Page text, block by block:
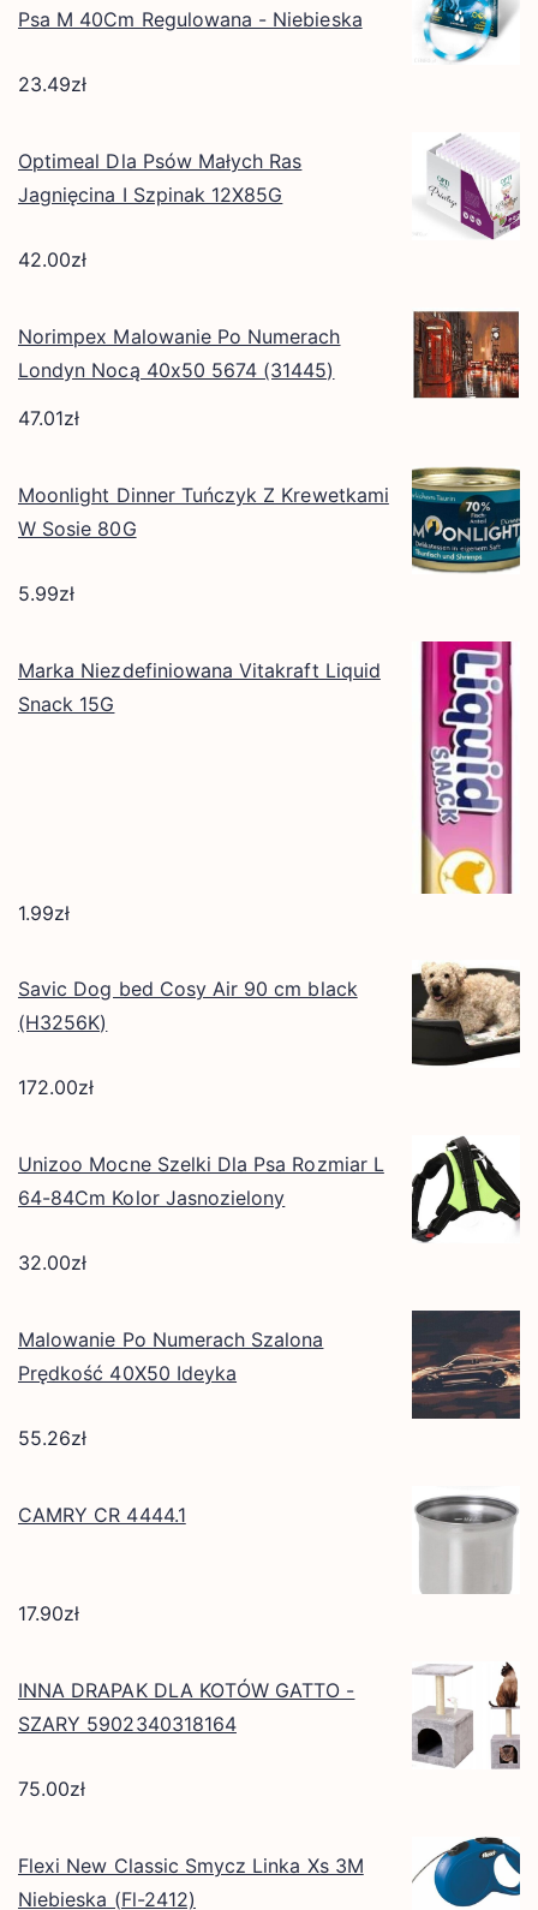
Psa M 40Cm Regulowana - Niebieska
23.49zł
Optimeal Dla Psów Małych Ras
Jagnięcina I Szpinak 12X85G
42.00zł
Norimpex Malowanie Po Numerach
Londyn Nocą 40x50 5674 (31445)
47.01zł
Moonlight Dinner Tuńczyk Z Krewetkami
W Sosie 80G
5.99zł
Marka Niezdefiniowana Vitakraft Liquid
Snack 15G
1.99zł
Savic Dog bed Cosy Air 90 cm black
(H3256K)
172.00zł
Unizoo Mocne Szelki Dla Psa Rozmiar L
64-84Cm Kolor Jasnozielony
32.00zł
Malowanie Po Numerach Szalona
Prędkość 40X50 Ideyka
55.26zł
CAMRY CR 4444.1
17.90zł
INNA DRAPAK DLA KOTÓW GATTO -
SZARY 5902340318164
75.00zł
Flexi New Classic Smycz Linka Xs 3M
Niebieska (Fl-2412)